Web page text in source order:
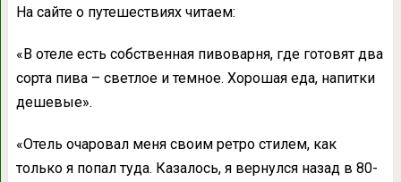
На сайте о путешествиях читаем:
«В отеле есть собственная пивоварня, где готовят два
сорта пива – светлое и темное. Хорошая еда, напитки
дешевые».
«Отель очаровал меня своим ретро стилем, как
только я попал туда. Казалось, я вернулся назад в 80-